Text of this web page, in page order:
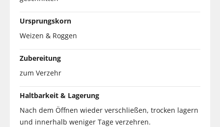
Ursprungskorn
Weizen & Roggen
Zubereitung
zum Verzehr
Haltbarkeit & Lagerung
Nach dem Öffnen wieder verschließen, trocken lagern
und innerhalb weniger Tage verzehren.